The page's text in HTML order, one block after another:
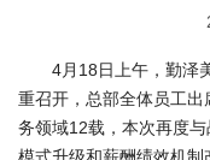
4月18日上午，勤泽
重召开，总部全体员工
务领域12载，本次再度